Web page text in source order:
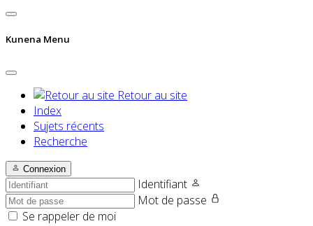
Kunena Menu
Retour au site
Index
Sujets récents
Recherche
Connexion
Identifiant
Mot de passe
Se rappeler de moi